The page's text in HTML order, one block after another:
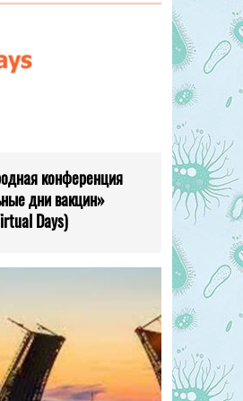
конференция
дни вакцин»
Days)